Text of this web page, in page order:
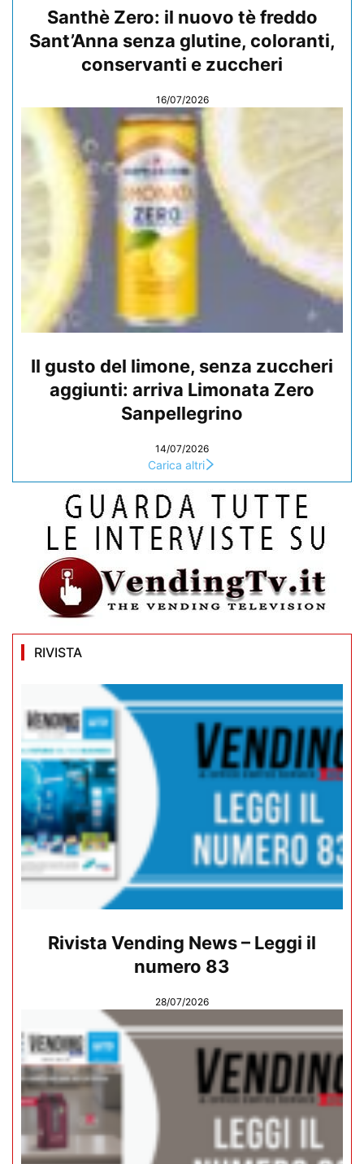
Santhè Zero: il nuovo tè freddo
Sant’Anna senza glutine, coloranti,
conservanti e zuccheri
16/07/2026
Il gusto del limone, senza zuccheri
aggiunti: arriva Limonata Zero
Sanpellegrino
14/07/2026
Carica altri
RIVISTA
Rivista Vending News – Leggi il
numero 83
28/07/2026